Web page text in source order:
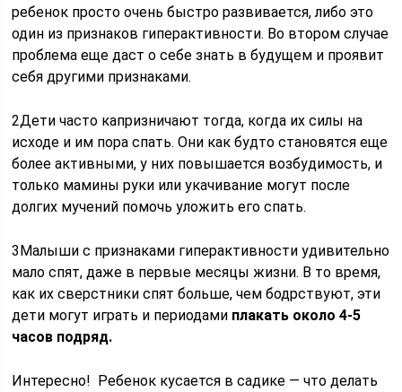
ребенок просто очень быстро развивается, либо это
один из признаков гиперактивности. Во втором случае
проблема еще даст о себе знать в будущем и проявит
себя другими признаками.
2Дети часто капризничают тогда, когда их силы на
исходе и им пора спать. Они как будто становятся еще
более активными, у них повышается возбудимость, и
только мамины руки или укачивание могут после
долгих мучений помочь уложить его спать.
3Малыши с признаками гиперактивности удивительно
мало спят, даже в первые месяцы жизни. В то время,
как их сверстники спят больше, чем бодрствуют, эти
дети могут играть и периодами плакать около 4-5
часов подряд.
Интересно! Ребенок кусается в садике — что делать